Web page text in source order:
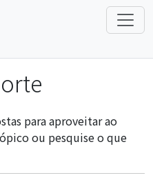
para aproveitar ao
ou pesquise o que